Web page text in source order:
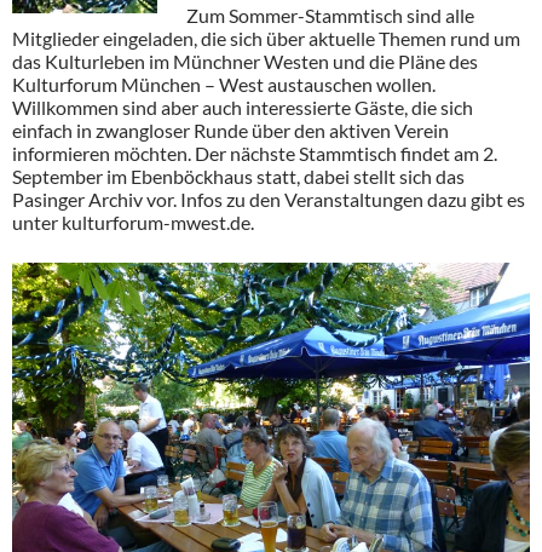
Zum Sommer-Stammtisch sind alle
Mitglieder eingeladen, die sich über aktuelle Themen rund um
das Kulturleben im Münchner Westen und die Pläne des
Kulturforum München – West austauschen wollen.
Willkommen sind aber auch interessierte Gäste, die sich
einfach in zwangloser Runde über den aktiven Verein
informieren möchten. Der nächste Stammtisch findet am 2.
September im Ebenböckhaus statt, dabei stellt sich das
Pasinger Archiv vor. Infos zu den Veranstaltungen dazu gibt es
unter kulturforum-mwest.de.